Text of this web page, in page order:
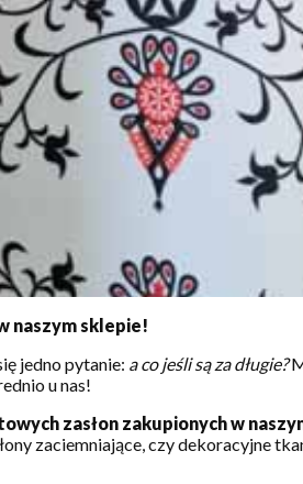
naszym sklepie!
jedno pytanie: a co jeśli są za długie?
u nas!
zasłon zakupionych w
zaciemniające, czy dekoracyjne